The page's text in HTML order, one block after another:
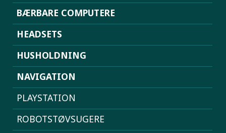
BÆRBARE COMPUTERE
HEADSETS
HUSHOLDNING
NAVIGATION
PLAYSTATION
ROBOTSTØVSUGERE